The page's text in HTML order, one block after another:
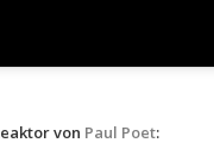
von Paul Poet: